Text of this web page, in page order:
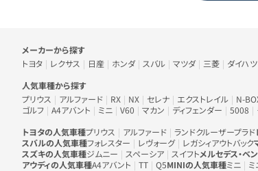
車のメーカー・人気車種から探す
メーカーから探す
トヨタ
レクサス 日産 ホンダ スバル マツダ 三菱 ダイハツ
人気車種から探す
プリウス
アルファード RX NX セレナ エクストレイル N-
ゴルフ
A4アバント ミニ V60 マカン ディフェンダー 5008
トヨタの人気車種プリウス アルファード ランドクルーザープラド
スバルの人気車種フォレスター レヴォーグ レガシィアウトバック
スズキの人気車種ジムニー スペーシア スイフトメルセデス・ベ
アウディの人気車種A4アバント TT Q5MINIの人気車種ミニ